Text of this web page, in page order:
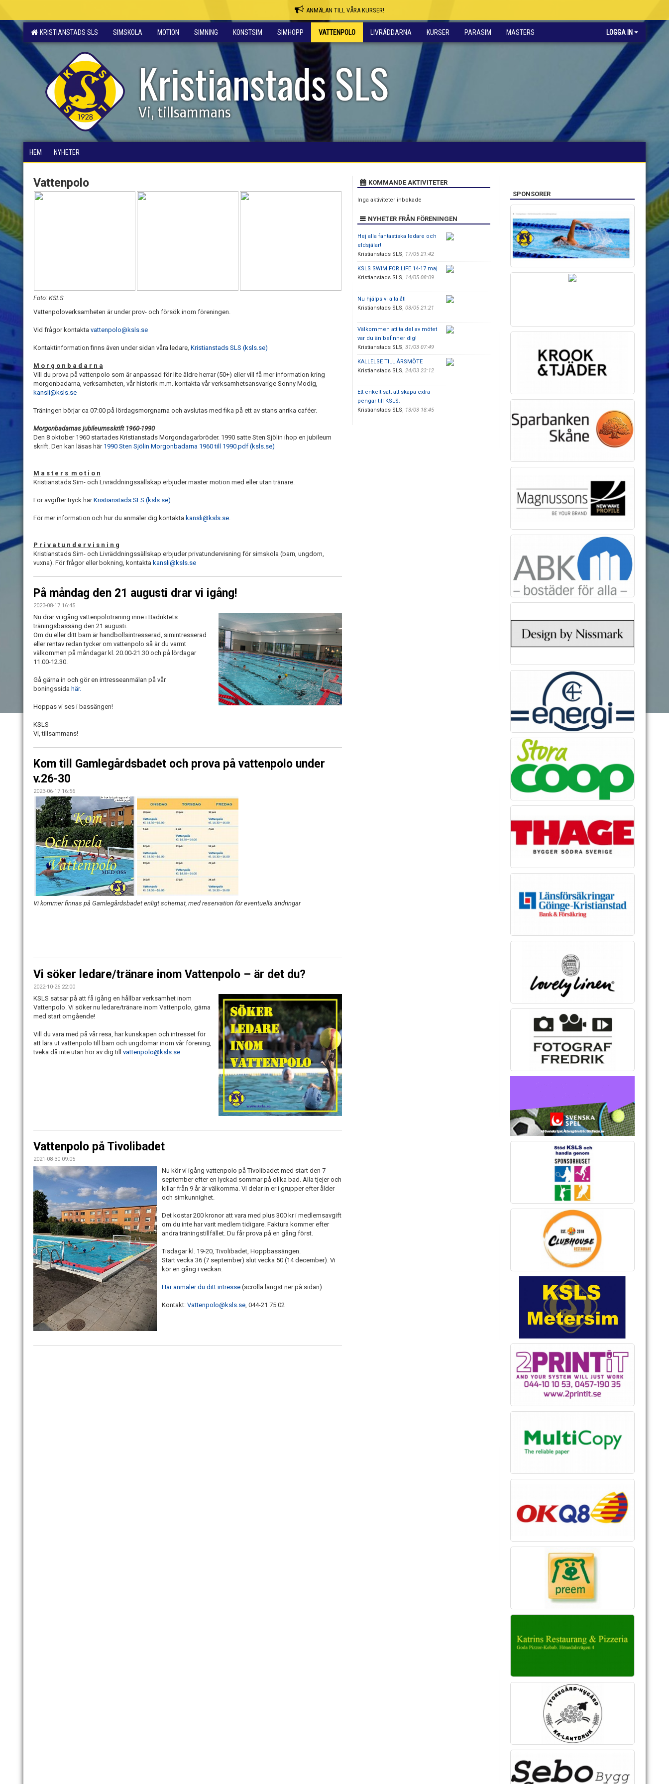
ANMÄLAN TILL VÅRA KURSER!
KRISTIANSTADS SLS SIMSKOLA MOTION SIMNING KONSTSIM SIMHOPP VATTENPOLO LIVRÄDDARNA KURSER PARASIM MASTERS LOGGA IN
Kristianstads SLS
Vi, tillsammans
HEM NYHETER
Vattenpolo
Foto: KSLS
Vattenpoloverksamheten är under prov- och försök inom föreningen.
Vid frågor kontakta vattenpolo@ksls.se
Kontaktinformation finns även under sidan våra ledare, Kristianstads SLS (ksls.se)
M o r g o n b a d a r n a
Vill du prova på vattenpolo som är anpassad för lite äldre herrar (50+) eller vill få mer information kring
morgonbadarna, verksamheten, vår historik m.m. kontakta vår verksamhetsansvarige Sonny Modig,
kansli@ksls.se
Träningen börjar ca 07:00 på lördagsmorgnarna och avslutas med fika på ett av stans anrika caféer.
Morgonbadarnas jubileumsskrift 1960-1990
Den 8 oktober 1960 startades Kristianstads Morgondagarbröder. 1990 satte Sten Sjölin ihop en jubileum
skrift. Den kan läsas här 1990 Sten Sjölin Morgonbadarna 1960 till 1990.pdf (ksls.se)
M a s t e r s m o t i o n
Kristianstads Sim- och Livräddningssällskap erbjuder master motion med eller utan tränare.
För avgifter tryck härKristianstads SLS (ksls.se)
För mer information och hur du anmäler dig kontakta kansli@ksls.se.
P r i v a t u n d e r v i s n i n g
Kristianstads Sim- och Livräddningssällskap erbjuder privatundervisning för simskola (barn, ungdom,
vuxna). För frågor eller bokning, kontakta kansli@ksls.se
På måndag den 21 augusti drar vi igång!
2023-08-17 16:45
Nu drar vi igång vattenpoloträning inne i Badriktets
träningsbassäng den 21 augusti.
Om du eller ditt barn är handbollsintresserad, simintresserad
eller rentav redan tycker om vattenpolo så är du varmt
välkommen på måndagar kl. 20.00-21.30 och på lördagar
11.00-12.30.
Gå gärna in och gör en intresseanmälan på vår
boningssida här.
Hoppas vi ses i bassängen!
KSLS
Vi, tillsammans!
Kom till Gamlegårdsbadet och prova på vattenpolo under
v.26-30
2023-06-17 16:56
Vi kommer finnas på Gamlegårdsbadet enligt schemat, med reservation för eventuella ändringar
Vi söker ledare/tränare inom Vattenpolo – är det du?
2022-10-26 22:00
KSLS satsar på att få igång en hållbar verksamhet inom
Vattenpolo. Vi söker nu ledare/tränare inom Vattenpolo, gärna
med start omgående!
Vill du vara med på vår resa, har kunskapen och intresset för
att lära ut vattenpolo till barn och ungdomar inom vår förening,
tveka då inte utan hör av dig till vattenpolo@ksls.se
Vattenpolo på Tivolibadet
2021-08-30 09:05
Nu kör vi igång vattenpolo på Tivolibadet med start den 7
september efter en lyckad sommar på olika bad. Alla tjejer och
killar från 9 år är välkomma. Vi delar in er i grupper efter ålder
och simkunnighet.
Det kostar 200 kronor att vara med plus 300 kr i medlemsavgift
om du inte har varit medlem tidigare. Faktura kommer efter
andra träningstillfället. Du får prova på en gång först.
Tisdagar kl. 19-20, Tivolibadet, Hoppbassängen.
Start vecka 36 (7 september) slut vecka 50 (14 december). Vi
kör en gång i veckan.
Här anmäler du ditt intresse(scrolla längst ner på sidan)
Kontakt: Vattenpolo@ksls.se, 044-21 75 02
KOMMANDE AKTIVITETER
Inga aktiviteter inbokade
NYHETER FRÅN FÖRENINGEN
Hej alla fantastiska ledare och
eldsjälar!
Kristianstads SLS, 17/05 21:42
KSLS SWIM FOR LIFE 14-17 maj
Kristianstads SLS, 14/05 08:09
Nu hjälps vi alla åt!
Kristianstads SLS, 03/05 21:21
Välkommen att ta del av mötet
var du än befinner dig!
Kristianstads SLS, 31/03 07:49
KALLELSE TILL ÅRSMÖTE
Kristianstads SLS, 24/03 23:12
Ett enkelt sätt att skapa extra
pengar till KSLS.
Kristianstads SLS, 13/03 18:45
SPONSORER